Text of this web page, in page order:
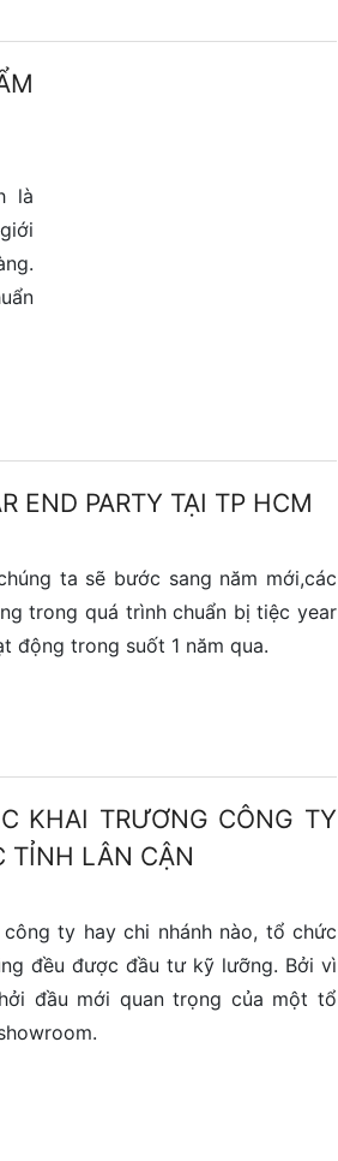
là
END PARTY TẠI TP HCM
ta sẽ bước sang năm mới,các
trong quá trình chuẩn bị tiệc year
động trong suốt 1 năm qua.
KHAI TRƯƠNG CÔNG TY
TỈNH LÂN CẬN
ty hay chi nhánh nào, tổ chức
đều được đầu tư kỹ lưỡng. Bởi vì
đầu mới quan trọng của một tổ